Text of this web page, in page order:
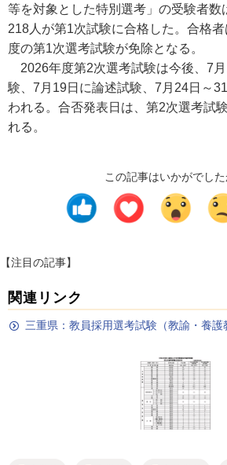
等を対象とした特別選考」の受験者数
218人が第1次試験に合格した。合格
度の第1次選考試験が免除となる。
2026年度第2次選考試験は今後、7
験、7月19日に論述試験、7月24日～
われる。合否発表日は、第2次選考試
れる。
この記事はいかがでした
【注目の記事】
関連リンク
三重県：教員採用選考試験（教諭・養護